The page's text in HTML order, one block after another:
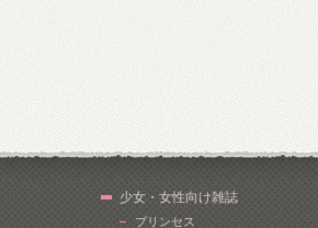
少女・女性向け雑誌
プリンセス